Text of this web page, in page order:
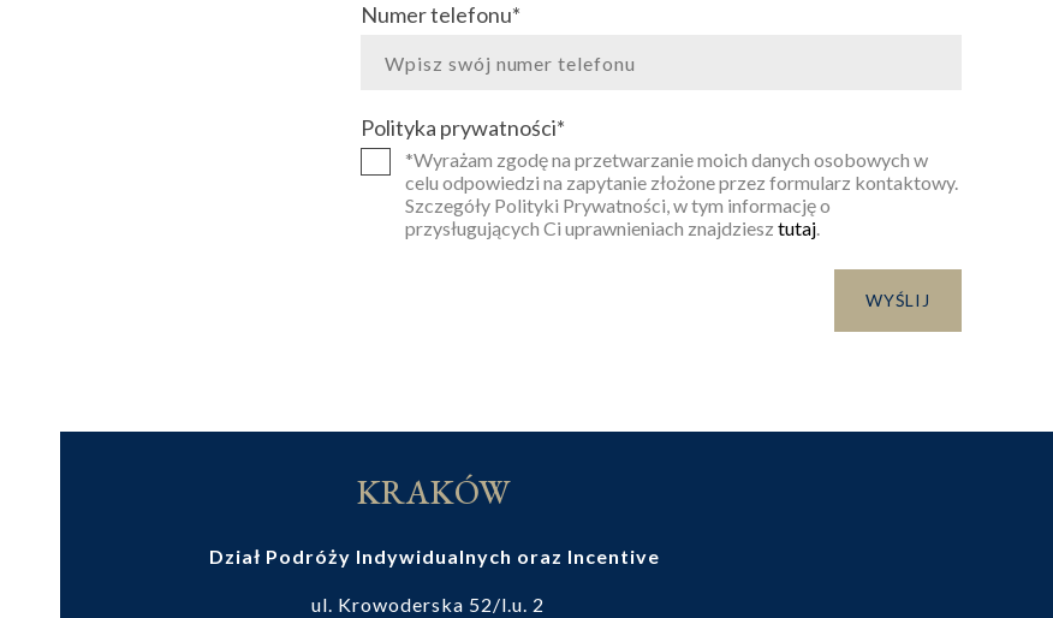
Numer telefonu*
Polityka prywatności*
*Wyrażam zgodę na przetwarzanie moich danych osobowych w
celu odpowiedzi na zapytanie złożone przez formularz kontaktowy.
Szczegóły Polityki Prywatności, w tym informację o
przysługujących Ci uprawnieniach znajdziesz tutaj.
KRAKÓW
Dział Podróży Indywidualnych oraz Incentive
ul. Krowoderska 52/l.u. 2